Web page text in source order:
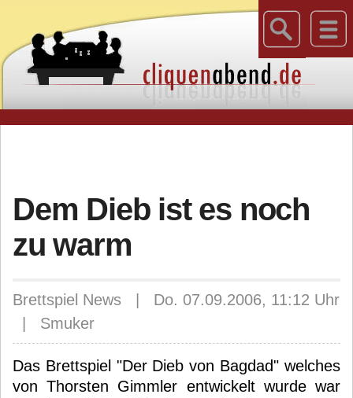
Dem Dieb ist es noch
zu warm
Brettspiel News | Do. 07.09.2006, 11:12 Uhr
| Smuker
Das Brettspiel "Der Dieb von Bagdad" welches
von Thorsten Gimmler entwickelt wurde war